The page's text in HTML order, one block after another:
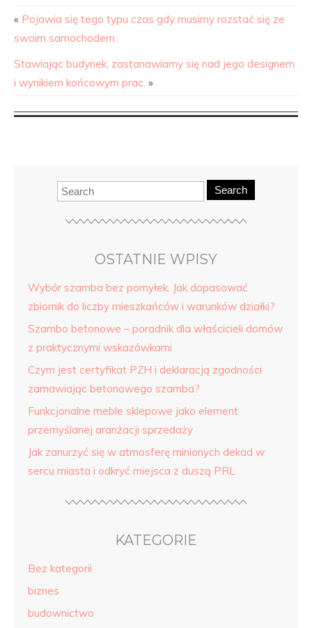
« Pojawia się tego typu czas gdy musimy rozstać się ze
swoim samochodem.
Stawiając budynek, zastanawiamy się nad jego designem
i wynikiem końcowym prac. »
Search
OSTATNIE WPISY
Wybór szamba bez pomyłek. Jak dopasować
zbiornik do liczby mieszkańców i warunków działki?
Szambo betonowe – poradnik dla właścicieli domów
z praktycznymi wskazówkami
Czym jest certyfikat PZH i deklaracją zgodności
zamawiając betonowego szamba?
Funkcjonalne meble sklepowe jako element
przemyślanej aranżacji sprzedaży
Jak zanurzyć się w atmosferę minionych dekad w
sercu miasta i odkryć miejsca z duszą PRL
KATEGORIE
Bez kategorii
biznes
budownictwo